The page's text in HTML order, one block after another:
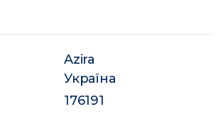
Azira
Україна
176191